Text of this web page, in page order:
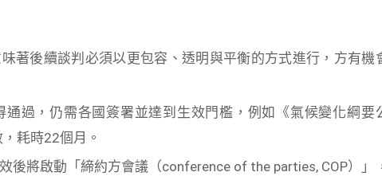
著後續談判必須以更包容、透明與平衡的方式進行，方有機
通過，仍需各國簽署並達到生效門檻，例如《氣候變化綱要
耗時22個月。
後將啟動「締約方會議（conference of the parties, COP）」